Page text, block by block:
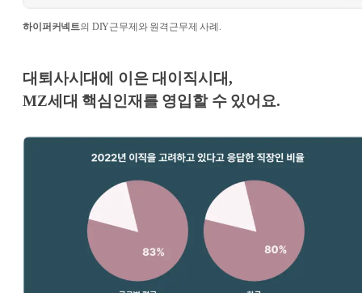
하이퍼커넥트의 DIY근무제와 원격근무제 사례.
대퇴사시대에 이은 대이직시대,
MZ세대 핵심인재를 영입할 수 있어요.